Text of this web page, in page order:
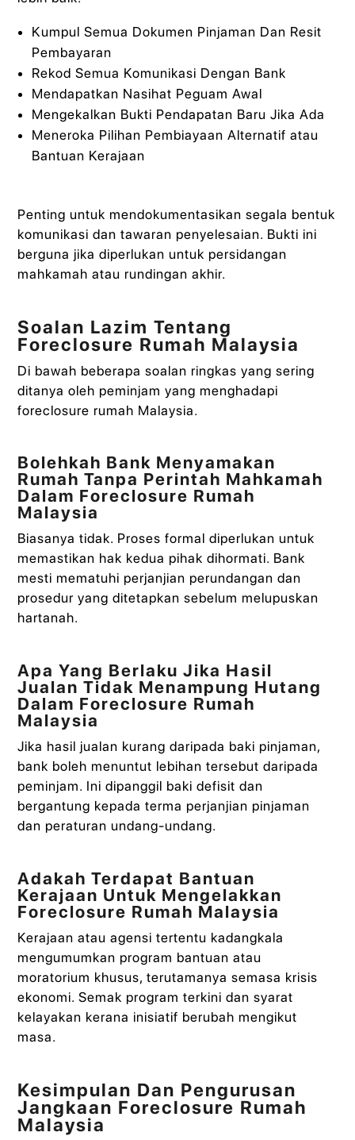
Kumpul Semua Dokumen Pinjaman Dan Resit
Pembayaran
Rekod Semua Komunikasi Dengan Bank
Mendapatkan Nasihat Peguam Awal
Mengekalkan Bukti Pendapatan Baru Jika Ada
Meneroka Pilihan Pembiayaan Alternatif atau
Bantuan Kerajaan
Penting untuk mendokumentasikan segala bentuk
komunikasi dan tawaran penyelesaian. Bukti ini
berguna jika diperlukan untuk persidangan
mahkamah atau rundingan akhir.
Soalan Lazim Tentang
Foreclosure Rumah Malaysia
Di bawah beberapa soalan ringkas yang sering
ditanya oleh peminjam yang menghadapi
foreclosure rumah Malaysia.
Bolehkah Bank Menyamakan
Rumah Tanpa Perintah Mahkamah
Dalam Foreclosure Rumah
Malaysia
Biasanya tidak. Proses formal diperlukan untuk
memastikan hak kedua pihak dihormati. Bank
mesti mematuhi perjanjian perundangan dan
prosedur yang ditetapkan sebelum melupuskan
hartanah.
Apa Yang Berlaku Jika Hasil
Jualan Tidak Menampung Hutang
Dalam Foreclosure Rumah
Malaysia
Jika hasil jualan kurang daripada baki pinjaman,
bank boleh menuntut lebihan tersebut daripada
peminjam. Ini dipanggil baki defisit dan
bergantung kepada terma perjanjian pinjaman
dan peraturan undang‑undang.
Adakah Terdapat Bantuan
Kerajaan Untuk Mengelakkan
Foreclosure Rumah Malaysia
Kerajaan atau agensi tertentu kadangkala
mengumumkan program bantuan atau
moratorium khusus, terutamanya semasa krisis
ekonomi. Semak program terkini dan syarat
kelayakan kerana inisiatif berubah mengikut
masa.
Kesimpulan Dan Pengurusan
Jangkaan Foreclosure Rumah
Malaysia